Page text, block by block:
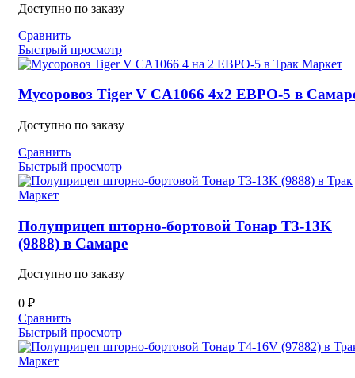
Доступно по заказу
Сравнить
Быстрый просмотр
Мусоровоз Tiger V CA1066 4х2 ЕВРО-5 в
Доступно по заказу
Сравнить
Быстрый просмотр
Полуприцеп шторно-бортовой Тонар T3-13K
(9888) в Самаре
Доступно по заказу
0 ₽
Сравнить
Быстрый просмотр